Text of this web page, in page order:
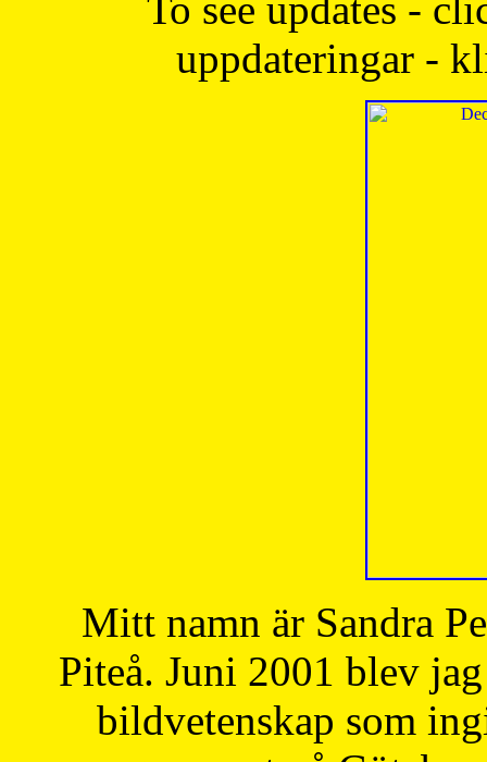
To see updates -
uppdateringar -
Mitt namn är Sandra
Piteå. Juni 2001 blev
bildvetenskap som